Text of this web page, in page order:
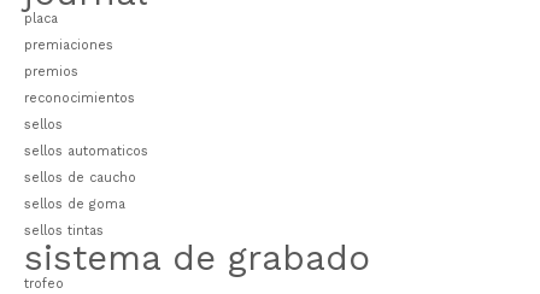
placa
premiaciones
premios
reconocimientos
sellos
sellos automaticos
sellos de caucho
sellos de goma
sellos tintas
sistema de grabado
trofeo